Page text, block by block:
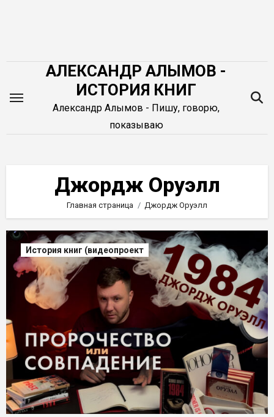
АЛЕКСАНДР АЛЫМОВ -
ИСТОРИЯ КНИГ
Александр Алымов - Пишу, говорю,
показываю
Джордж Оруэлл
Главная страница Джордж Оруэлл
История книг (видеопроект